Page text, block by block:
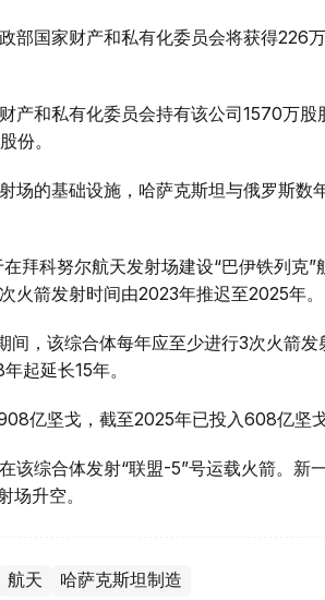
部国家财产和私有化委员会将获得226
产和私有化委员会持有该公司1570万
份。
场的基础设施，哈萨克斯坦与俄罗斯数
拜科努尔航天发射场建设“巴伊铁列克”
火箭发射时间由2023年推迟至2025年。
，该综合体每年应至少进行3次火箭
起延长15年。
亿坚戈，截至2025年已投入608亿坚戈
该综合体发射“联盟-5”号运载火箭。新
升空。
航天 哈萨克斯坦制造